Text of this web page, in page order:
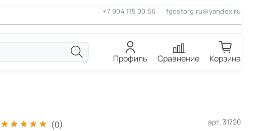
+7 904 115 00 56 fgostorg.ru@yandex.ru
Профиль Сравнение Корзина
(0) арт.31720